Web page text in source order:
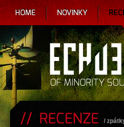
HOME NOVINKY
RECENZE /